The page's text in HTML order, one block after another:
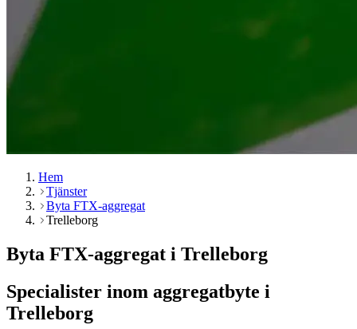
Hem
Tjänster
Byta FTX-aggregat
Trelleborg
Byta FTX-aggregat i Trelleborg
Specialister inom aggregatbyte i
Trelleborg